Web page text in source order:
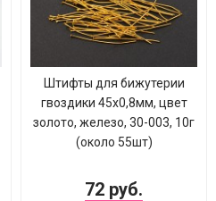
Штифты для бижутерии
гвоздики 45х0,8мм, цвет
золото, железо, 30-003, 10г
(около 55шт)
72 руб.